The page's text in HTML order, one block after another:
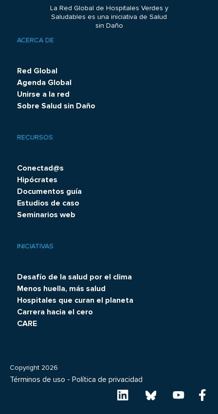
La Red Global de Hospitales Verdes y
Saludables es una iniciativa de Salud
sin Daño
menu
ACERCA DE
Red Global
Agenda Global
Unirse a la red
Sobre Salud sin Daño
RECURSOS
Conectad@s
Hipócrates
Documentos guía
Estudios de caso
Seminarios web
INICIATIVAS
Desafío de la salud por el clima
Menos huella, más salud
Hospitales que curan el planeta
Carrera hacia el cero
CARE
Copyright 2026
Términos de uso - Política de privacidad